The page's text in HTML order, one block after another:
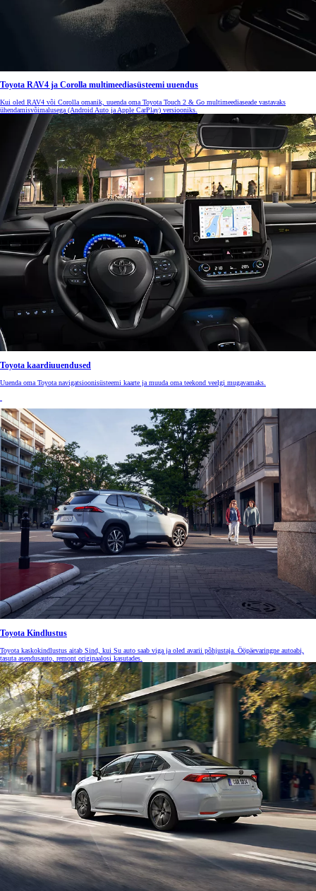
Toyota RAV4 ja Corolla multimeediasüsteemi uuendus
Kui oled RAV4 või Corolla omanik, uuenda oma Toyota Touch 2 & Go multimeediaseade vastavaks
ühendamisvõimalusega (Android Auto ja Apple CarPlay) versiooniks.
Toyota kaardiuuendused
Uuenda oma Toyota navigatsioonisüsteemi kaarte ja muuda oma teekond veelgi mugavamaks.
Toyota Kindlustus
Toyota kaskokindlustus aitab Sind, kui Su auto saab viga ja oled avarii põhjustaja. Ööpäevaringne autoabi,
tasuta asendusauto, remont originaalosi kasutades.